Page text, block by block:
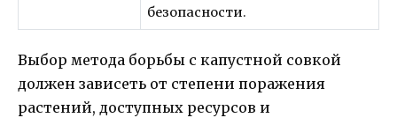
безопасности.
Выбор метода борьбы с капустной совкой
должен зависеть от степени поражения
растений, доступных ресурсов и